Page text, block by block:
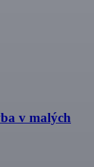
v malých